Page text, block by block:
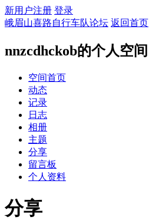
新用户注册 登录
峨眉山喜路自行车队论坛 返回首页
nnzcdhckob的个人空间
空间首页
动态
记录
日志
相册
主题
分享
留言板
个人资料
分享